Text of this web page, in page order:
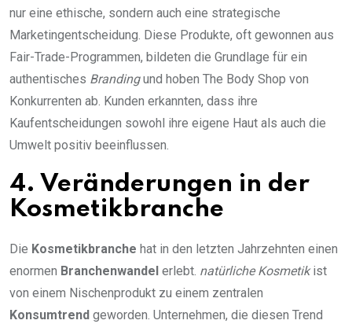
nur eine ethische, sondern auch eine strategische
Marketingentscheidung. Diese Produkte, oft gewonnen aus
Fair-Trade-Programmen, bildeten die Grundlage für ein
authentisches Brandingund hoben The Body Shop von
Konkurrenten ab. Kunden erkannten, dass ihre
Kaufentscheidungen sowohl ihre eigene Haut als auch die
Umwelt positiv beeinflussen.
4. Veränderungen in der
Kosmetikbranche
Die Kosmetikbranche hat in den letzten Jahrzehnten einen
enormen Branchenwandel erlebt. natürliche Kosmetikist
von einem Nischenprodukt zu einem zentralen
Konsumtrend geworden. Unternehmen, die diesen Trend